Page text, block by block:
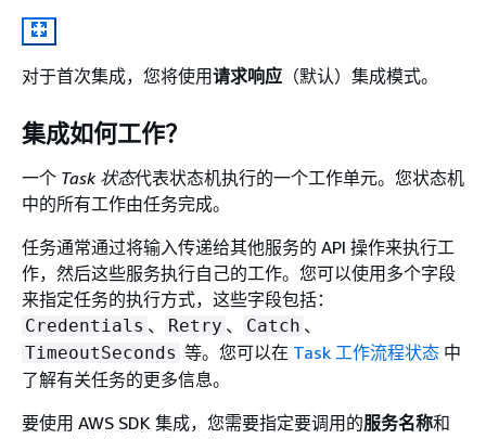
对于首次集成，您将使用请求响应 （默认）集成模式。
集成如何工作？
一个 Task 状态代表状态机执行的一个工作单元。您状态机
中的所有工作由任务完成。
任务通常通过将输入传递给其他服务的 API 操作来执行工
作，然后这些服务执行自己的工作。您可以使用多个字段
来指定任务的执行方式，这些字段包括：
Credentials 、 Retry 、 Catch 、
TimeoutSeconds 等。您可以在 Task 工作流程状态 中
了解有关任务的更多信息。
要使用 AWS SDK 集成，您需要指定要调用的服务名称和